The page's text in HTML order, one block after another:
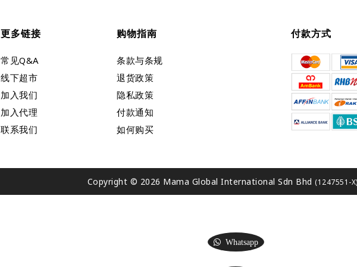
更多链接
常见Q&A
线下超市
加入我们
加入代理
联系我们
购物指南
条款与条规
退货政策
隐私政策
付款通知
如何购买
付款方式
Copyright © 2026 Mama Global International Sdn Bhd (1247551-
Whatsapp